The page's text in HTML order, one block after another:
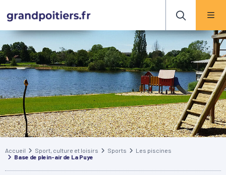
Accueil Sport, culture et loisirs Sports
Les piscines
Base de plein-air de La Puye